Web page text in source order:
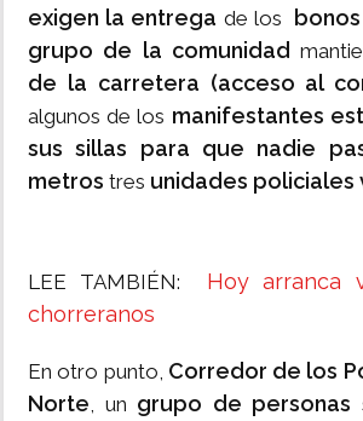
exigen la entrega de los
grupo de la comunidad
de la carretera (acceso al
algunos de los manifestantes
sus sillas para que nadie
metros tres unidades policiales
LEE TAMBIÉN: Hoy arranca
chorreranos
En otro punto, Corredor de los
Norte, un grupo de personas